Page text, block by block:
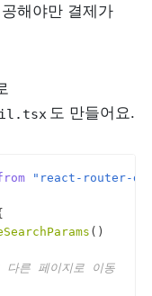
해야만 결제가
도 만들어요.
"react-router-
( )
른 페이지로 이동